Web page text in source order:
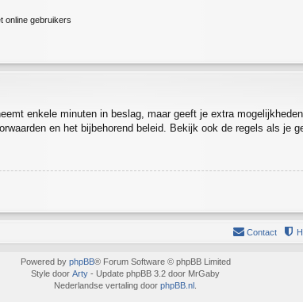
online gebruikers
enkele minuten in beslag, maar geeft je extra
en het bijbehorend beleid. Bekijk ook de regels als je
Contact
Powered by phpBB® Forum Software © phpBB Limited
Style door Arty - Update phpBB 3.2 door MrGaby
Nederlandse vertaling door phpBB.nl